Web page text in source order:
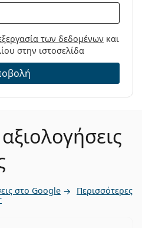
των δεδομένων και
στην ιστοσελίδα
στο Google Περισσότερες